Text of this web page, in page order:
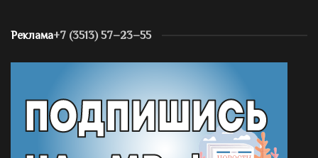
Реклама+7 (3513) 57–23–55